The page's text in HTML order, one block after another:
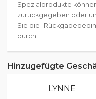
Spezialprodukte
zurückgegeben oder
Sie die
durch.
Hinzugefügte
LYNNE